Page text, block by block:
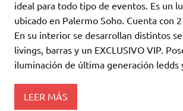
ideal para todo tipo de eventos. Es un
ubicado en Palermo Soho. Cuenta con
En su interior se desarrollan distintos
livings, barras y un EXCLUSIVO VIP.
iluminación de última generación
LEER MÁS